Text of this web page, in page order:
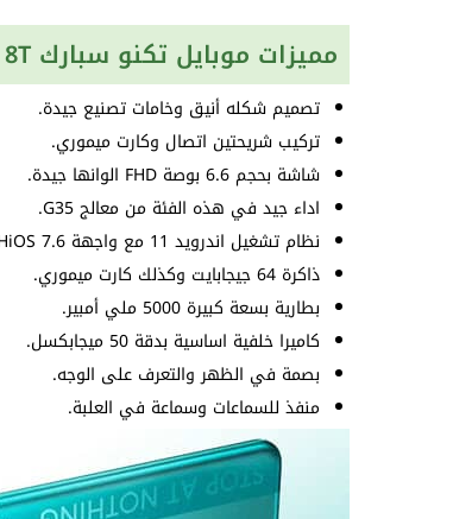
مميزات موبايل تكنو سبارك 8T
تصميم شكله أنيق وخامات تصنيع جيدة.
تركيب شريحتين اتصال وكارت ميموري.
شاشة بحجم 6.6 بوصة FHD الوانها جيدة.
اداء جيد في هذه الفئة من معالج G35.
نظام تشغيل اندرويد 11 مع واجهة HiOS 7.6.
ذاكرة 64 جيجابايت وكذلك كارت ميموري.
بطارية بسعة كبيرة 5000 ملي أمبير.
كاميرا خلفية اساسية بدقة 50 ميجابكسل.
بصمة في الظهر والتعرف على الوجه.
منفذ للسماعات وسماعة في العلبة.